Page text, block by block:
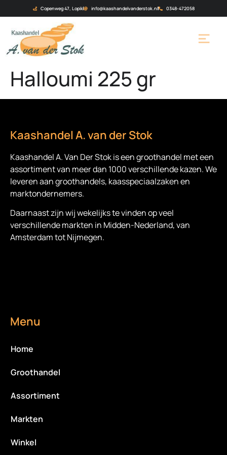
Copenweg 47, Lopik info@kaashandelvanderstok.nl 0348-472058
Halloumi 225 gr
Kaashandel A. van der Stok
Kaashandel A. Van Der Stok is eengroothandel met een
assortiment van meer dan 1000 verschillende kazen. We
leveren aan groothandels, kaasspeciaalzaken en
marktondernemers.
Daarnaast zijn wij wekelijks te vinden op veel
verschillende markten in Midden-Nederland, van
Amsterdam tot Nijmegen.
Menu
Home
Groothandel
Assortiment
Markten
Winkel